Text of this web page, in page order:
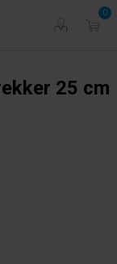
0
25 cm